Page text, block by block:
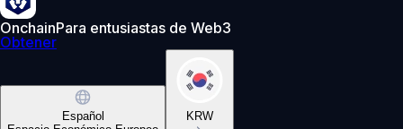
OnchainPara entusiastas de Web3
Obtener
Español
KRW